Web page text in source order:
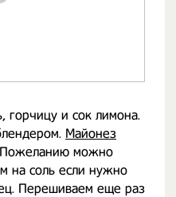
горчицу и сок лимона.
Майонез
Пожеланию можно
на соль если нужно
Перешиваем еще раз